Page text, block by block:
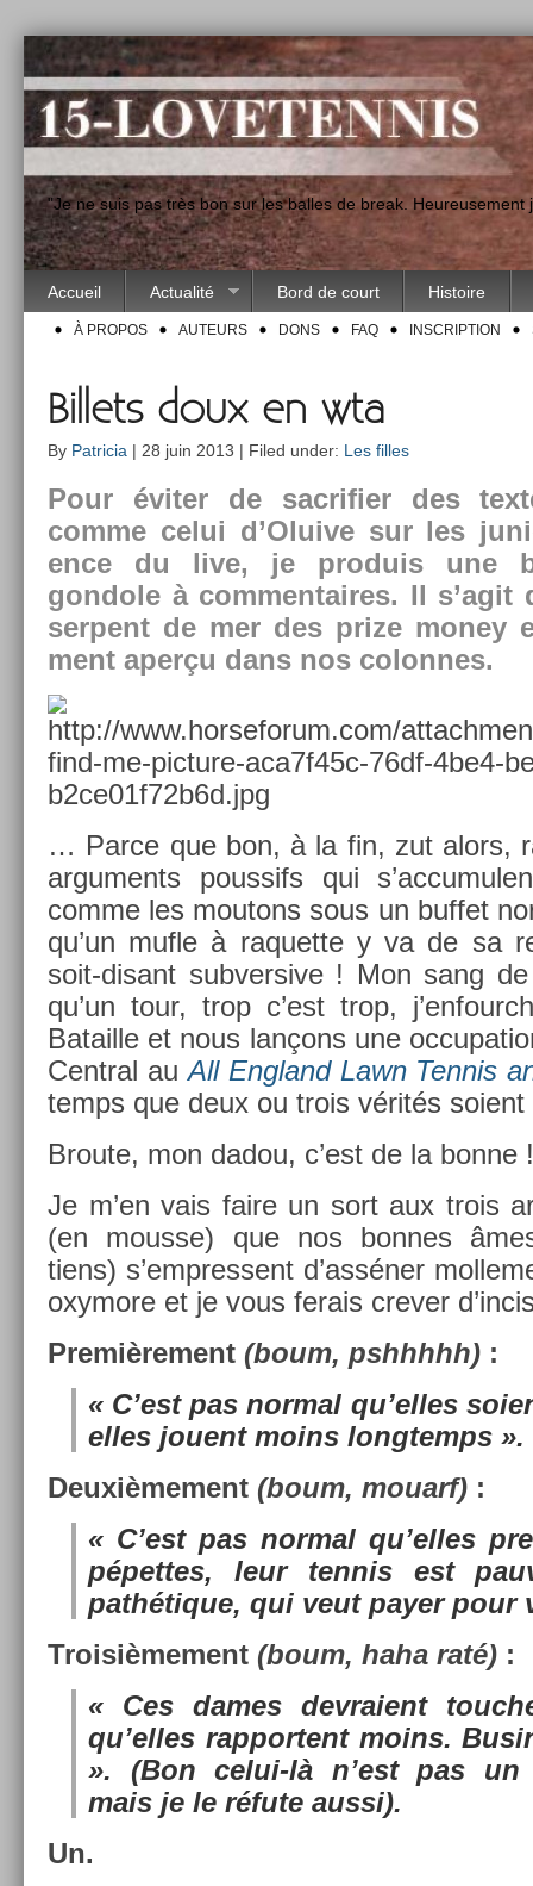
"Je ne suis pas très bon sur les balles de break.
Accueil Actualité Bord de court Histoire
À PROPOS AUTEURS DONS FAQ INSCRIPTION
Billets doux en wta
By Patricia | 28 juin 2013 | Filed under: Les filles
Pour éviter de sac­rifi­er des
comme celui d’Oluive sur les
ence du live, je pro­duis une
gondole à com­men­taires. Il s’agit
ser­pent de mer des prize money
ment aperçu dans nos col­on­nes.
… Parce que bon, à la fin, zut alors,
ar­gu­ments pous­sifs qui
comme les moutons sous un buf­fet
qu’un mufle à raquet­te y va de sa
soit-disant sub­ver­sive ! Mon sang
qu’un tour, trop c’est trop,
Batail­le et nous lançons une
Centr­al auAll En­gland Lawn Ten­nis
temps que deux ou trois vérités soient
Broute, mon dadou, c’est de la bonne !
Je m’en vais faire un sort aux trois
(en mous­se) que nos bon­nes
tiens) s’empres­sent d’asséner
oxymore et je vous ferais crev­er
Pre­miè­re­ment (boum, pshhhhh) :
« C’est pas norm­al qu’elles
elles jouent moins longtemps ».
De­uxiè­me­ment (boum, mouarf) :
« C’est pas norm­al qu’elles
pépet­tes, leur ten­nis est
pathétique, qui veut payer pour
Troisiè­me­ment (boum, haha raté) :
« Ces dames de­vraient
qu’elles rap­portent moins.
». (Bon celui-là n’est pas un
mais je le réfute aussi).
Un.